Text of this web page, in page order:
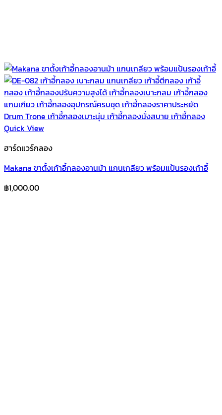
Quick View
ฮาร์ดแวร์กลอง
Makana ขาตั้งเก้าอี้กลองอานม้า แกนเกลียว พร้อมแป้นรองเก้าอี้
฿1,000.00